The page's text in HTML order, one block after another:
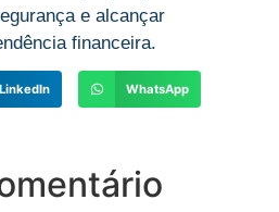
e alcançar
financeira.
LinkedIn WhatsApp